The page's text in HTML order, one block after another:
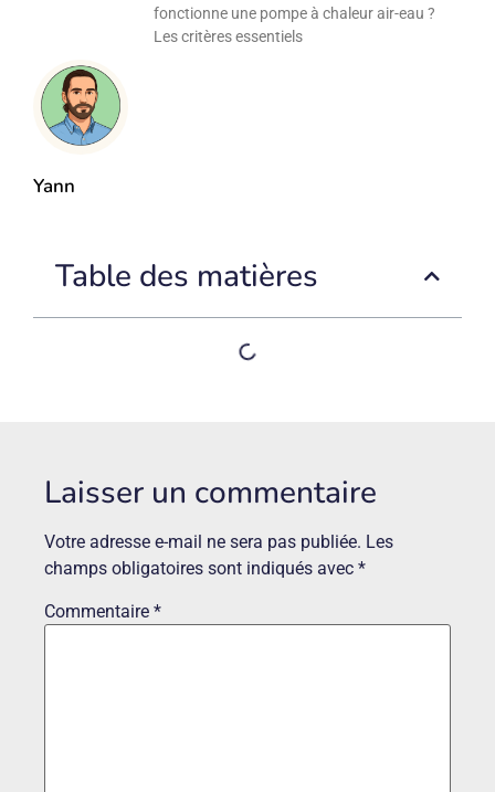
Yann
Table des matières
fonctionne une pompe à chaleur air-eau ?
Les critères essentiels
Laisser un commentaire
Votre adresse e-mail ne sera pas publiée. Les
champs obligatoires sont indiqués avec *
Commentaire *